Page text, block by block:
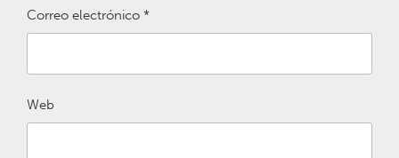
Correo electrónico *
Web